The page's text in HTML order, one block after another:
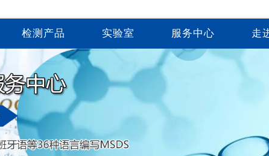
检测产品 实验室 服务中心 走